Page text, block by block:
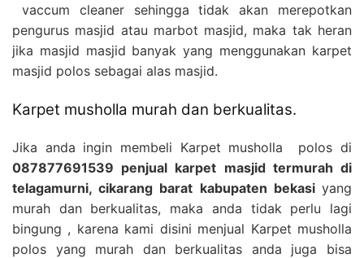
vaccum cleaner sehingga tidak akan merepotkan
pengurus masjid atau marbot masjid, maka tak heran
jika masjid masjid banyak yang menggunakan karpet
masjid polos sebagai alas masjid.
Karpet musholla murah dan berkualitas.
Jika anda ingin membeli Karpet musholla polos di
087877691539 penjual karpet masjid termurah di
telagamurni, cikarang barat kabupaten bekasi yang
murah dan berkualitas, maka anda tidak perlu lagi
bingung , karena kami disini menjual Karpet musholla
polos yang murah dan berkualitas anda juga bisa